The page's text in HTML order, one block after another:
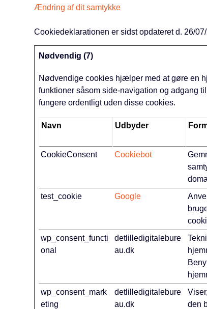
Ændring af dit samtykke
Cookiedeklarationen er sidst opdateret d. 26/
Nødvendig (7)
Nødvendige cookies hjælper med at gøre en
funktioner såsom side-navigation og adgang
fungere ordentligt uden disse cookies.
Navn Udbyder
CookieConsent Cookiebot
test_cookie Google
wp_consent_functi
onal
detlilledigitalebure
au.dk
wp_consent_mark
eting
detlilledigitalebure
au.dk
den